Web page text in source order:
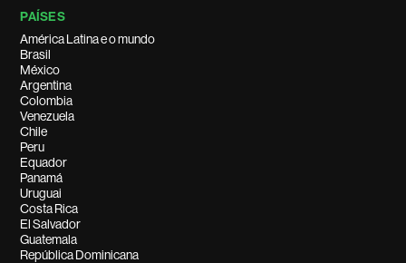
PAÍSES
América Latina e o mundo
Brasil
México
Argentina
Colombia
Venezuela
Chile
Peru
Equador
Panamá
Uruguai
Costa Rica
El Salvador
Guatemala
República Dominicana